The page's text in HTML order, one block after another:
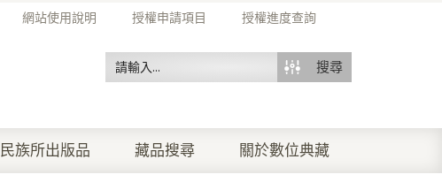
網站使用說明 授權申請項目 授權進度查詢
搜尋
民族所出版品 藏品搜尋 關於數位典藏